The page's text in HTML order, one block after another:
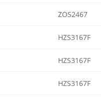
ZOS2467
HZS3167F
HZS3167F
HZS3167F